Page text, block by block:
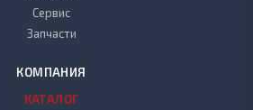
Сервис
Запчасти
КОМПАНИЯ
КАТАЛОГ